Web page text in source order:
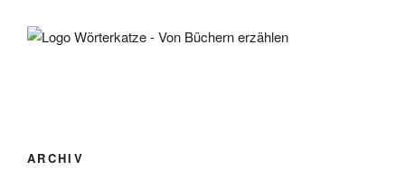
ARCHIV